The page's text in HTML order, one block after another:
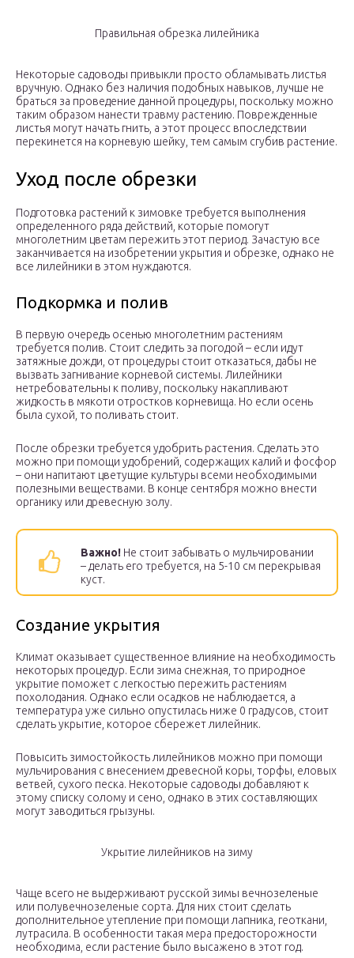
Правильная обрезка лилейника
Некоторые садоводы привыкли просто обламывать листья
вручную. Однако без наличия подобных навыков, лучше не
браться за проведение данной процедуры, поскольку можно
таким образом нанести травму растению. Поврежденные
листья могут начать гнить, а этот процесс впоследствии
перекинется на корневую шейку, тем самым сгубив растение.
Уход после обрезки
Подготовка растений к зимовке требуется выполнения
определенного ряда действий, которые помогут
многолетним цветам пережить этот период. Зачастую все
заканчивается на изобретении укрытия и обрезке, однако не
все лилейники в этом нуждаются.
Подкормка и полив
В первую очередь осенью многолетним растениям
требуется полив. Стоит следить за погодой – если идут
затяжные дожди, от процедуры стоит отказаться, дабы не
вызвать загнивание корневой системы. Лилейники
нетребовательны к поливу, поскольку накапливают
жидкость в мякоти отростков корневища. Но если осень
была сухой, то поливать стоит.
После обрезки требуется удобрить растения. Сделать это
можно при помощи удобрений, содержащих калий и фосфор
– они напитают цветущие культуры всеми необходимыми
полезными веществами. В конце сентября можно внести
органику или древесную золу.
Важно! Не стоит забывать о мульчировании
– делать его требуется, на 5-10 см перекрывая
куст.
Создание укрытия
Климат оказывает существенное влияние на необходимость
некоторых процедур. Если зима снежная, то природное
укрытие поможет с легкостью пережить растениям
похолодания. Однако если осадков не наблюдается, а
температура уже сильно опустилась ниже 0 градусов, стоит
сделать укрытие, которое сбережет лилейник.
Повысить зимостойкость лилейников можно при помощи
мульчирования с внесением древесной коры, торфы, еловых
ветвей, сухого песка. Некоторые садоводы добавляют к
этому списку солому и сено, однако в этих составляющих
могут заводиться грызуны.
Укрытие лилейников на зиму
Чаще всего не выдерживают русской зимы вечнозеленые
или полувечнозеленые сорта. Для них стоит сделать
дополнительное утепление при помощи лапника, геоткани,
лутрасила. В особенности такая мера предосторожности
необходима, если растение было высажено в этот год.